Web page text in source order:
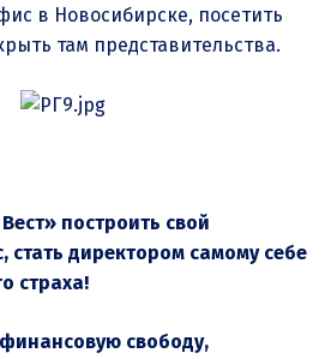
в Новосибирске, посетить
там представительства.
построить свой
стать директором самому себе
страха!
свободу,